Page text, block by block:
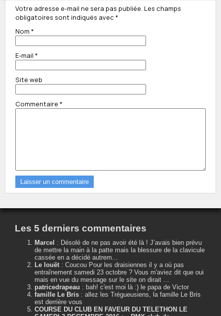
Votre adresse e-mail ne sera pas publiée. Les champs
obligatoires sont indiqués avec *
Nom *
E-mail *
Site web
Commentaire *
Les 5 derniers commentaires
Marcel : Désolé de ne pas avoir été là ! J’avais bien prévu
de mettre la main à la patte mais la blessure de la clavicule
cassée en a décidé autrem...
Le louët: Coucou Pour les draisiennes il y a où pas
entraînement samedi 23 octobre ? Vous m'aviez dit que oui
mais en vue du message sur le site on dirait ...
patricedrapeau : bah! c'est moi là :) le papa de Victor
famille Le Bris : allez les Trégueusiens, la famille Le Bris
est derrière vous
COURSE DU CLUB EN FAVEUR DU TELETHON LE